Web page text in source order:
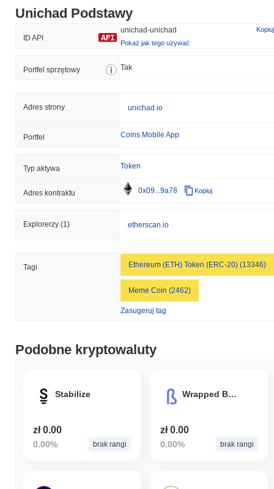
Unichad Podstawy
ID API
unichad-unichad
Kopiuj
Pokaż jak tego używać
Portfel sprzętowy Tak
Adres strony unichad.io
Portfel Coins Mobile App
Typ aktywa Token
Adres kontraktu 0x09...9a78 Kopiuj
Explorerzy (1) etherscan.io
Tagi Ethereum (ETH) Token (ERC-20) (13346)
Meme Coin (2462)
Zasugeruj tag
Podobne kryptowaluty
Stabilize
zł 0.00
0.00% brak rangi
Wrapped BIND
zł 0.00
0.00% brak rangi